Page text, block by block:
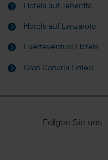
Hotels auf Teneriffa
Hotels auf Lanzarote
Fuerteventura Hotels
Gran Canaria Hotels
Folgen Sie uns